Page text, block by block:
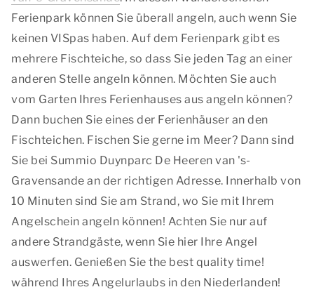
Ferienpark können Sie überall angeln, auch wenn Sie
keinen VISpas haben. Auf dem Ferienpark gibt es
mehrere Fischteiche, so dass Sie jeden Tag an einer
anderen Stelle angeln können. Möchten Sie auch
vom Garten Ihres Ferienhauses aus angeln können?
Dann buchen Sie eines der Ferienhäuser an den
Fischteichen. Fischen Sie gerne im Meer? Dann sind
Sie bei Summio Duynparc De Heeren van 's-
Gravensande an der richtigen Adresse. Innerhalb von
10 Minuten sind Sie am Strand, wo Sie mit Ihrem
Angelschein angeln können! Achten Sie nur auf
andere Strandgäste, wenn Sie hier Ihre Angel
auswerfen. Genießen Sie the best quality time!
während Ihres Angelurlaubs in den Niederlanden!